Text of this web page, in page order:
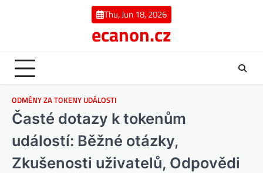
Thu, Jun 18, 2026
ecanon.cz
ODMĚNY ZA TOKENY UDÁLOSTI
Časté dotazy k tokenům
událostí: Běžné otázky,
Zkušenosti uživatelů, Odpovědi